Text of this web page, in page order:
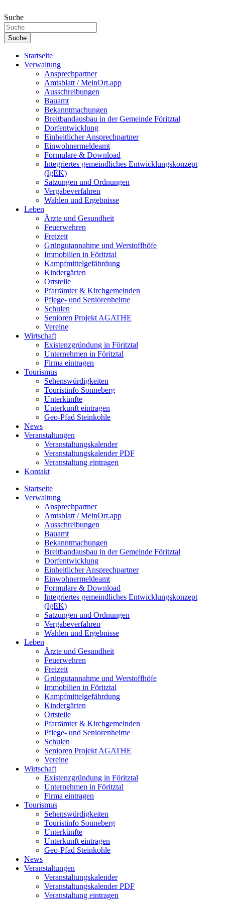
Inhalt
springen
Suche
Suche
Startseite
Verwaltung
Ansprechpartner
Amtsblatt / MeinOrt.app
Ausschreibungen
Bauamt
Bekanntmachungen
Breitbandausbau in der Gemeinde Föritztal
Dorfentwicklung
Einheitlicher Ansprechpartner
Einwohnermeldeamt
Formulare & Download
Integriertes gemeindliches Entwicklungskonzept
(IgEK)
Satzungen und Ordnungen
Vergabeverfahren
Wahlen und Ergebnisse
Leben
Ärzte und Gesundheit
Feuerwehren
Freizeit
Grüngutannahme und Werstoffhöfe
Immobilien in Föritztal
Kampfmittelgefährdung
Kindergärten
Ortsteile
Pfarrämter & Kirchgemeinden
Pflege- und Seniorenheime
Schulen
Senioren Projekt AGATHE
Vereine
Wirtschaft
Existenzgründung in Föritztal
Unternehmen in Föritztal
Firma eintragen
Tourismus
Sehenswürdigkeiten
Touristinfo Sonneberg
Unterkünfte
Unterkunft eintragen
Geo-Pfad Steinkohle
News
Veranstaltungen
Veranstaltungskalender
Veranstaltungskalender PDF
Veranstaltung eintragen
Kontakt
Startseite
Verwaltung
Ansprechpartner
Amtsblatt / MeinOrt.app
Ausschreibungen
Bauamt
Bekanntmachungen
Breitbandausbau in der Gemeinde Föritztal
Dorfentwicklung
Einheitlicher Ansprechpartner
Einwohnermeldeamt
Formulare & Download
Integriertes gemeindliches Entwicklungskonzept
(IgEK)
Satzungen und Ordnungen
Vergabeverfahren
Wahlen und Ergebnisse
Leben
Ärzte und Gesundheit
Feuerwehren
Freizeit
Grüngutannahme und Werstoffhöfe
Immobilien in Föritztal
Kampfmittelgefährdung
Kindergärten
Ortsteile
Pfarrämter & Kirchgemeinden
Pflege- und Seniorenheime
Schulen
Senioren Projekt AGATHE
Vereine
Wirtschaft
Existenzgründung in Föritztal
Unternehmen in Föritztal
Firma eintragen
Tourismus
Sehenswürdigkeiten
Touristinfo Sonneberg
Unterkünfte
Unterkunft eintragen
Geo-Pfad Steinkohle
News
Veranstaltungen
Veranstaltungskalender
Veranstaltungskalender PDF
Veranstaltung eintragen